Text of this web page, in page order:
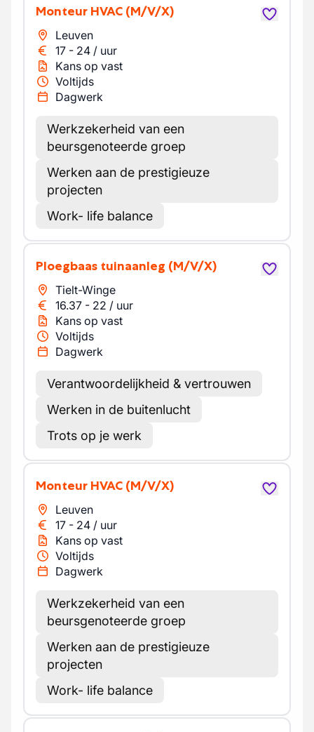
Monteur HVAC (M/V/X)
Leuven
17 - 24 / uur
Kans op vast
Voltijds
Dagwerk
Werkzekerheid van een
beursgenoteerde groep
Werken aan de prestigieuze
projecten
Work- life balance
Ploegbaas tuinaanleg (M/V/X)
Tielt-Winge
16.37 - 22 / uur
Kans op vast
Voltijds
Dagwerk
Verantwoordelijkheid & vertrouwen
Werken in de buitenlucht
Trots op je werk
Monteur HVAC (M/V/X)
Leuven
17 - 24 / uur
Kans op vast
Voltijds
Dagwerk
Werkzekerheid van een
beursgenoteerde groep
Werken aan de prestigieuze
projecten
Work- life balance